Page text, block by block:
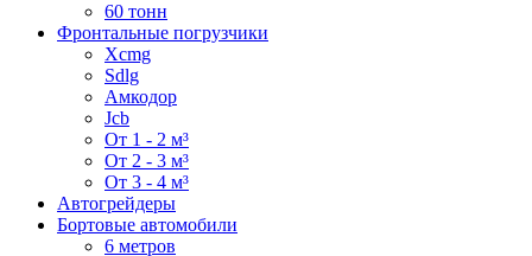
60 тонн
Фронтальные погрузчики
Xcmg
Sdlg
Амкодор
Jcb
От 1 - 2 м³
От 2 - 3 м³
От 3 - 4 м³
Автогрейдеры
Бортовые автомобили
6 метров